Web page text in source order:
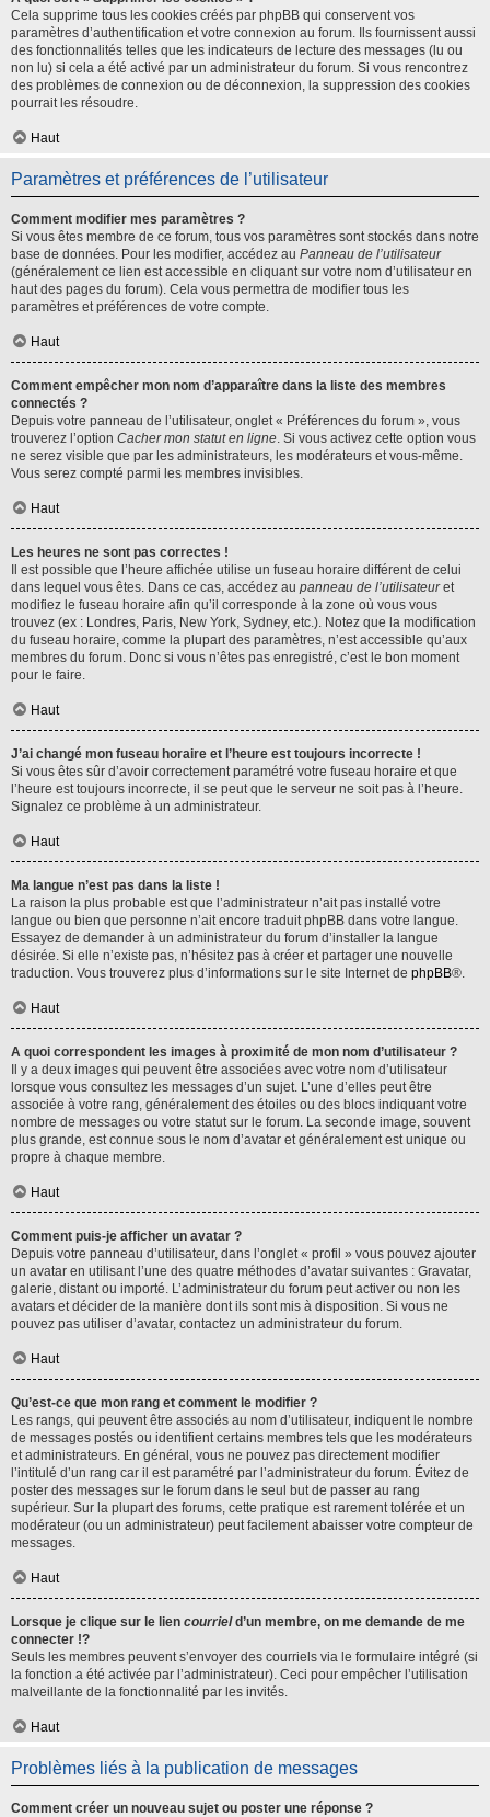
Cela supprime tous les cookies créés par phpBB qui conservent vos
paramètres d’authentification et votre connexion au forum. Ils fournissent aussi
des fonctionnalités telles que les indicateurs de lecture des messages (lu ou
non lu) si cela a été activé par un administrateur du forum. Si vous rencontrez
des problèmes de connexion ou de déconnexion, la suppression des cookies
pourrait les résoudre.
Haut
Paramètres et préférences de l’utilisateur
Comment modifier mes paramètres ?
Si vous êtes membre de ce forum, tous vos paramètres sont stockés dans notre
base de données. Pour les modifier, accédez au Panneau de l’utilisateur
(généralement ce lien est accessible en cliquant sur votre nom d’utilisateur en
haut des pages du forum). Cela vous permettra de modifier tous les
paramètres et préférences de votre compte.
Haut
Comment empêcher mon nom d’apparaître dans la liste des membres
connectés ?
Depuis votre panneau de l’utilisateur, onglet « Préférences du forum », vous
trouverez l’option Cacher mon statut en ligne. Si vous activez cette option vous
ne serez visible que par les administrateurs, les modérateurs et vous-même.
Vous serez compté parmi les membres invisibles.
Haut
Les heures ne sont pas correctes !
Il est possible que l’heure affichée utilise un fuseau horaire différent de celui
dans lequel vous êtes. Dans ce cas, accédez au panneau de l’utilisateuret
modifiez le fuseau horaire afin qu’il corresponde à la zone où vous vous
trouvez (ex : Londres, Paris, New York, Sydney, etc.). Notez que la modification
du fuseau horaire, comme la plupart des paramètres, n’est accessible qu’aux
membres du forum. Donc si vous n’êtes pas enregistré, c’est le bon moment
pour le faire.
Haut
J’ai changé mon fuseau horaire et l’heure est toujours incorrecte !
Si vous êtes sûr d’avoir correctement paramétré votre fuseau horaire et que
l’heure est toujours incorrecte, il se peut que le serveur ne soit pas à l’heure.
Signalez ce problème à un administrateur.
Haut
Ma langue n’est pas dans la liste !
La raison la plus probable est que l’administrateur n’ait pas installé votre
langue ou bien que personne n’ait encore traduit phpBB dans votre langue.
Essayez de demander à un administrateur du forum d’installer la langue
désirée. Si elle n’existe pas, n’hésitez pas à créer et partager une nouvelle
traduction. Vous trouverez plus d’informations sur le site Internet de phpBB®.
Haut
A quoi correspondent les images à proximité de mon nom d’utilisateur ?
Il y a deux images qui peuvent être associées avec votre nom d’utilisateur
lorsque vous consultez les messages d’un sujet. L’une d’elles peut être
associée à votre rang, généralement des étoiles ou des blocs indiquant votre
nombre de messages ou votre statut sur le forum. La seconde image, souvent
plus grande, est connue sous le nom d’avatar et généralement est unique ou
propre à chaque membre.
Haut
Comment puis-je afficher un avatar ?
Depuis votre panneau d’utilisateur, dans l’onglet « profil » vous pouvez ajouter
un avatar en utilisant l’une des quatre méthodes d’avatar suivantes : Gravatar,
galerie, distant ou importé. L’administrateur du forum peut activer ou non les
avatars et décider de la manière dont ils sont mis à disposition. Si vous ne
pouvez pas utiliser d’avatar, contactez un administrateur du forum.
Haut
Qu’est-ce que mon rang et comment le modifier ?
Les rangs, qui peuvent être associés au nom d’utilisateur, indiquent le nombre
de messages postés ou identifient certains membres tels que les modérateurs
et administrateurs. En général, vous ne pouvez pas directement modifier
l’intitulé d’un rang car il est paramétré par l’administrateur du forum. Évitez de
poster des messages sur le forum dans le seul but de passer au rang
supérieur. Sur la plupart des forums, cette pratique est rarement tolérée et un
modérateur (ou un administrateur) peut facilement abaisser votre compteur de
messages.
Haut
Lorsque je clique sur le lien courrield’un membre, on me demande de me
connecter !?
Seuls les membres peuvent s’envoyer des courriels via le formulaire intégré (si
la fonction a été activée par l’administrateur). Ceci pour empêcher l’utilisation
malveillante de la fonctionnalité par les invités.
Haut
Problèmes liés à la publication de messages
Comment créer un nouveau sujet ou poster une réponse ?